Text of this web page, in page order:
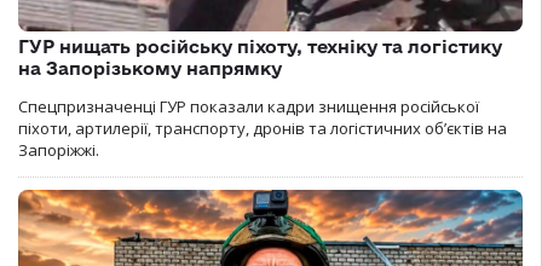
ГУР нищать російську піхоту, техніку та логістику
на Запорізькому напрямку
Спецпризначенці ГУР показали кадри знищення російської
піхоти, артилерії, транспорту, дронів та логістичних об’єктів на
Запоріжжі.